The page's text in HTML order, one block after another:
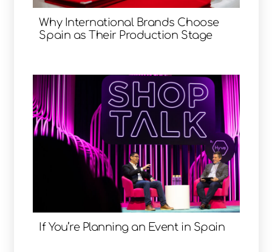
Why International Brands Choose
Spain as Their Production Stage
If You’re Planning an Event in Spain